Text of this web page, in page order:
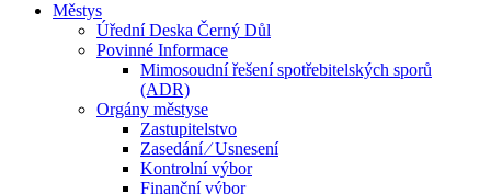
Městys
Úřední Deska Černý Důl
Povinné Informace
Mimosoudní řešení spotřebitelských sporů
(ADR)
Orgány městyse
Zastupitelstvo
Zasedání ⁄ Usnesení
Kontrolní výbor
Finanční výbor